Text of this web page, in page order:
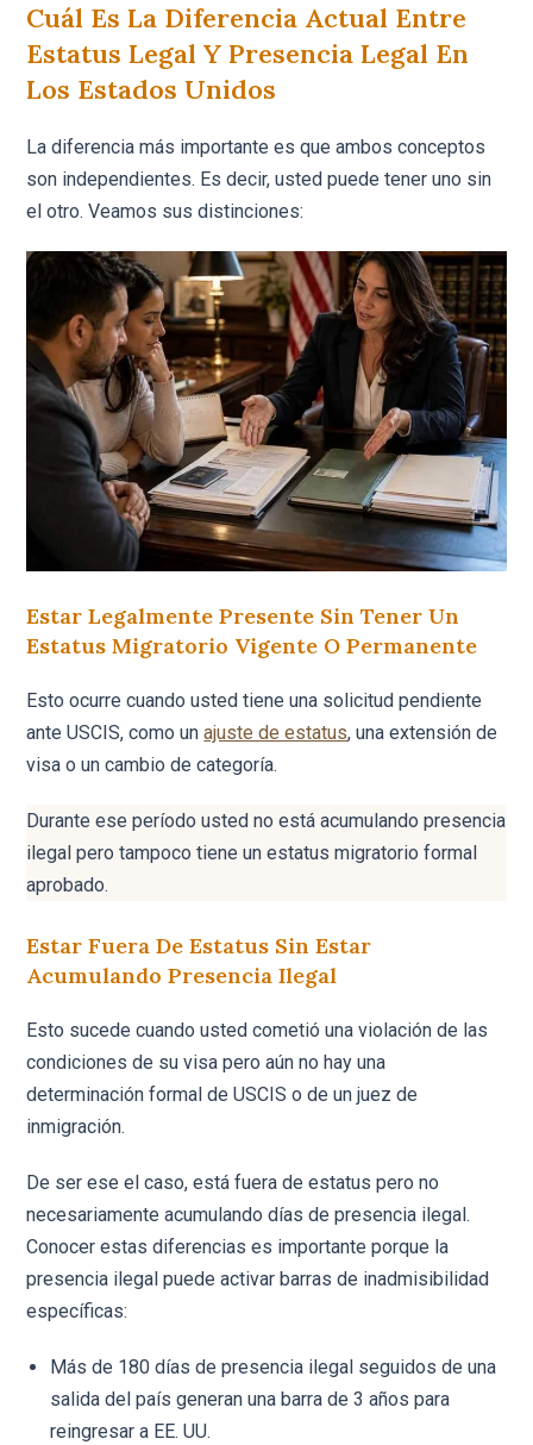
Cuál Es La Diferencia Actual Entre
Estatus Legal Y Presencia Legal En
Los Estados Unidos
La diferencia más importante es que ambos conceptos
son independientes. Es decir, usted puede tener uno sin
el otro. Veamos sus distinciones:
Estar Legalmente Presente Sin Tener Un
Estatus Migratorio Vigente O Permanente
Esto ocurre cuando usted tiene una solicitud pendiente
ante USCIS, como unajuste de estatus, una extensión de
visa o un cambio de categoría.
Durante ese período usted no está acumulando presencia
ilegal pero tampoco tiene un estatus migratorio formal
aprobado.
Estar Fuera De Estatus Sin Estar
Acumulando Presencia Ilegal
Esto sucede cuando usted cometió una violación de las
condiciones de su visa pero aún no hay una
determinación formal de USCIS o de un juez de
inmigración.
De ser ese el caso, está fuera de estatus pero no
necesariamente acumulando días de presencia ilegal.
Conocer estas diferencias es importante porque la
presencia ilegal puede activar barras de inadmisibilidad
específicas:
Más de 180 días de presencia ilegal seguidos de una
salida del país generan una barra de 3 años para
reingresar a EE. UU.